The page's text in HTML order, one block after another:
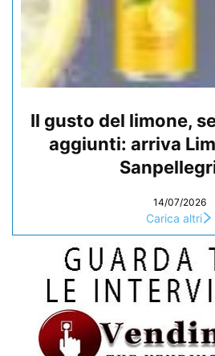
Il gusto del limone,
aggiunti: arriva
14/07/2026
Carica altri